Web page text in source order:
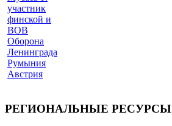
РЕГИОНАЛЬНЫЕ РЕСУРСЫ